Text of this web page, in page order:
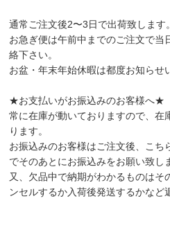
通常ご注文後2〜3日で出荷致します。
お急ぎ便は午前中までのご注文で当
絡下さい。
お盆・年末年始休暇は都度お知らせ
★お支払いがお振込みのお客様へ★
常に在庫が動いておりますので、在
ります。
お振込みのお客様はご注文後、こち
でそのあとにお振込みをお願い致し
又、欠品中で納期がわかるものはそ
ンセルするか入荷後発送するかなど